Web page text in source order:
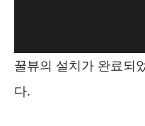
꿀뷰의 설치가 완료되
다.